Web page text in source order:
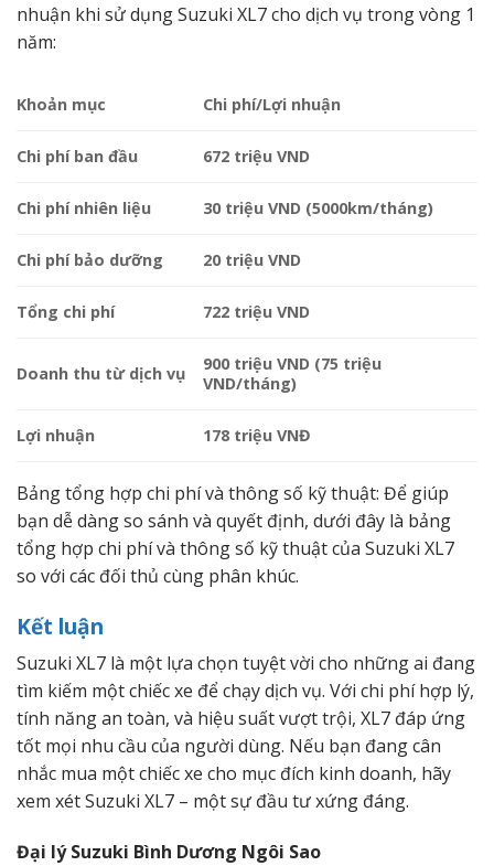
nhuận khi sử dụng Suzuki XL7 cho dịch vụ trong vòng 1
năm:
Khoản mục Chi phí/Lợi nhuận
Chi phí ban đầu 672 triệu VND
Chi phí nhiên liệu 30 triệu VND (5000km/tháng)
Chi phí bảo dưỡng 20 triệu VND
Tổng chi phí 722 triệu VND
Doanh thu từ dịch vụ
900 triệu VND (75 triệu
VND/tháng)
Lợi nhuận 178 triệu VNĐ
Bảng tổng hợp chi phí và thông số kỹ thuật: Để giúp
bạn dễ dàng so sánh và quyết định, dưới đây là bảng
tổng hợp chi phí và thông số kỹ thuật của Suzuki XL7
so với các đối thủ cùng phân khúc.
Kết luận
Suzuki XL7 là một lựa chọn tuyệt vời cho những ai đang
tìm kiếm một chiếc xe để chạy dịch vụ. Với chi phí hợp lý,
tính năng an toàn, và hiệu suất vượt trội, XL7 đáp ứng
tốt mọi nhu cầu của người dùng. Nếu bạn đang cân
nhắc mua một chiếc xe cho mục đích kinh doanh, hãy
xem xét Suzuki XL7 – một sự đầu tư xứng đáng.
Đại lý Suzuki Bình Dương Ngôi Sao